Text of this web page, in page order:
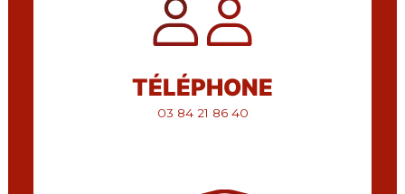
TÉLÉPHONE
03 84 21 86 40